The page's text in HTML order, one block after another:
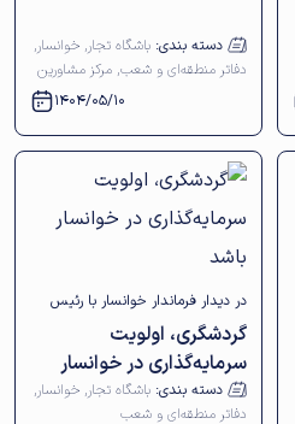
دسته بندی: باشگاه تجار, خوانسار,
دفاتر منطقه‌ای و شعب, مرکز مشاورین
1404/05/10
در دیدار فرماندار خوانسار با رئیس
اتاق بازرگانی اصفهان تأکید شد؛
گردشگری، اولویت
سرمایه‌گذاری در خوانسار
باشددسته بندی: باشگاه تجار, خوانسار,
دفاتر منطقه‌ای و شعب